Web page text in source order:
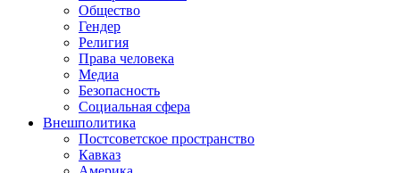
Общество
Гендер
Религия
Права человека
Медиа
Безопасность
Социальная сфера
Внешполитика
Постсоветское пространство
Кавказ